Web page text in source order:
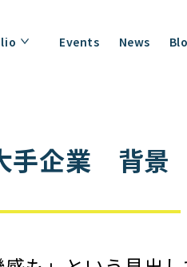
Events News
手企業 背景